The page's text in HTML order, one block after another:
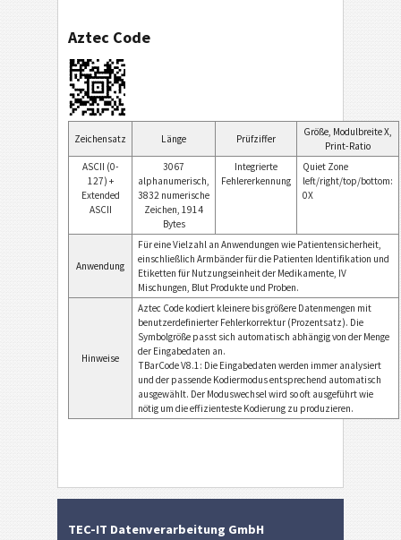
Aztec Code
Zeichensatz Länge Prüfziffer
Größe, Modulbreite X,
Print-Ratio
ASCII (0-
127) +
Extended
ASCII
3067
alphanumerisch,
3832 numerische
Zeichen, 1914
Bytes
Integrierte
Fehlererkennung
Quiet Zone
left/right/top/bottom:
0X
Anwendung
Für eine Vielzahl an Anwendungen wie Patientensicherheit,
einschließlich Armbänder für die Patienten Identifikation und
Etiketten für Nutzungseinheit der Medikamente, IV
Mischungen, Blut Produkte und Proben.
Hinweise
Aztec Code kodiert kleinere bis größere Datenmengen mit
benutzerdefinierter Fehlerkorrektur (Prozentsatz). Die
Symbolgröße passt sich automatisch abhängig von der Menge
der Eingabedaten an.
TBarCode V8.1: Die Eingabedaten werden immer analysiert
und der passende Kodiermodus entsprechend automatisch
ausgewählt. Der Moduswechsel wird so oft ausgeführt wie
nötig um die effizienteste Kodierung zu produzieren.
TEC-IT Datenverarbeitung GmbH